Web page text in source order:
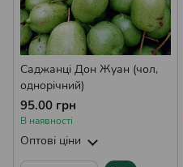
Саджанці Дон Жуан (чол,
однорічний)
95.00 грн
В наявності
Оптові ціни